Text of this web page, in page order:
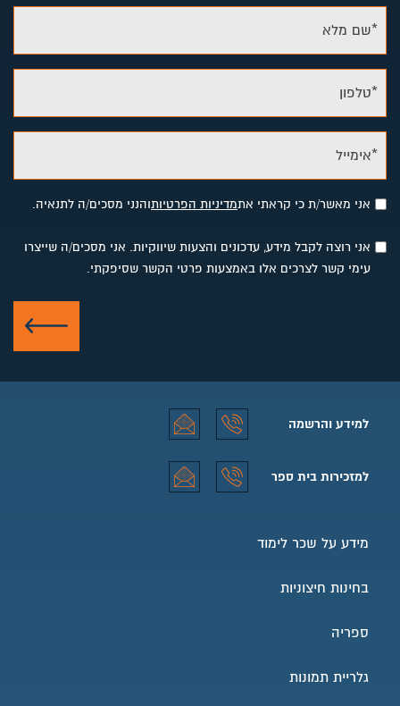
*שם מלא
*טלפון
*אימייל
אני מאשר/ת כי קראתי אתמדיניות הפרטיותוהנני מסכים/ה לתנאיה.
אני רוצה לקבל מידע, עדכונים והצעות שיווקיות. אני מסכים/ה שייצרו
עימי קשר לצרכים אלו באמצעות פרטי הקשר שסיפקתי.
שלח
למידע והרשמה
למידע והרשמה טלפון
למידע והרשמה אימייל
למזכירות בית ספר
מידע על שכר לימוד
בחינות חיצוניות
ספריה
גלריית תמונות